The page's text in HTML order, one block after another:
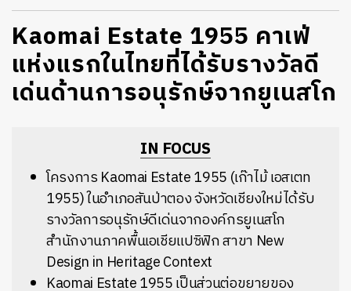
Kaomai Estate 1955 คาเฟ่
แห่งแรกในไทยที่ได้รับรางวัลดี
เด่นด้านการอนุรักษ์จากยูเนสโก
IN FOCUS
โครงการ Kaomai Estate 1955 (เก๊าไม้ เอสเตท
1955) ในอำเภอสันป่าตอง จังหวัดเชียงใหม่ได้รับ
รางวัลการอนุรักษ์ดีเด่นจากองค์กรยูเนสโก
สำนักงานภาคพื้นเอเชียแปซิฟิก สาขา New
Design in Heritage Context
Kaomai Estate 1955 เป็นส่วนต่อขยายของ